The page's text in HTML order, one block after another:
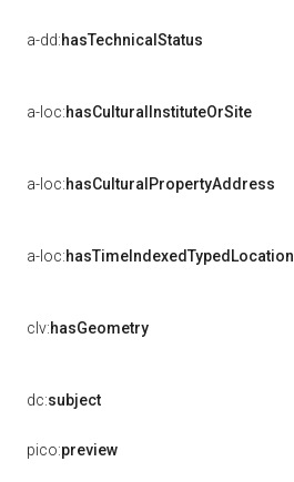
a-dd:hasTechnicalStatus
a-loc:hasCulturalInstituteOrSite
a-loc:hasCulturalPropertyAddress
a-loc:hasTimeIndexedTypedLocation
clv:hasGeometry
dc:subject
pico:preview